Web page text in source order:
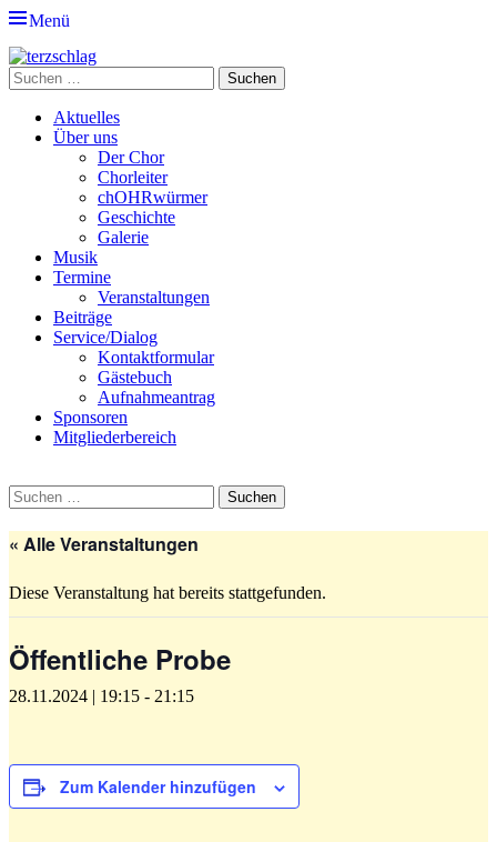
Menü
terzschlag
Gemischter Chor Hetzdorf e. V.
Suche
nach:
Primäres
Menü
Zum
Inhalt
Aktuelles
Über uns
Der Chor
Chorleiter
chOHRwürmer
Geschichte
Galerie
Musik
Termine
Veranstaltungen
Beiträge
Service/Dialog
Kontaktformular
Gästebuch
Aufnahmeantrag
Sponsoren
Mitgliederbereich
Suche
nach:
« Alle Veranstaltungen
Diese Veranstaltung hat bereits stattgefunden.
Öffentliche Probe
28.11.2024 | 19:15 - 21:15
Zum Kalender hinzufügen